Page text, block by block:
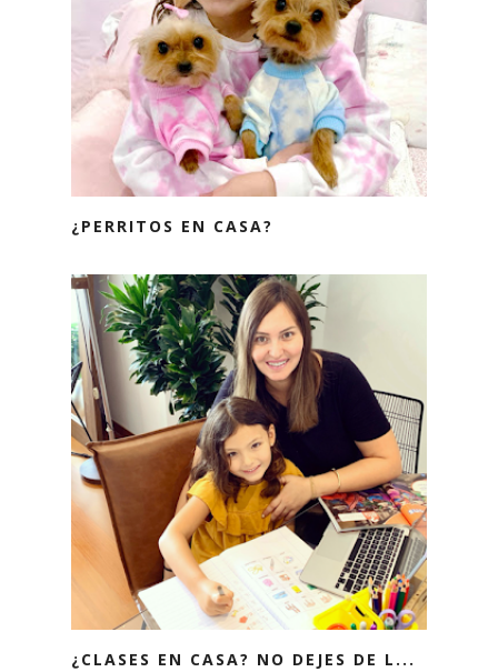
¿PERRITOS EN CASA?
¿CLASES EN CASA? NO DEJES DE L...